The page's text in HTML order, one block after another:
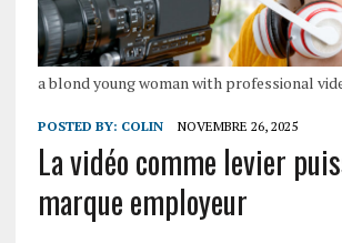
a blond young woman with professional
POSTED BY: COLIN NOVEMBRE 26, 2025
La vidéo comme levier
marque employeur